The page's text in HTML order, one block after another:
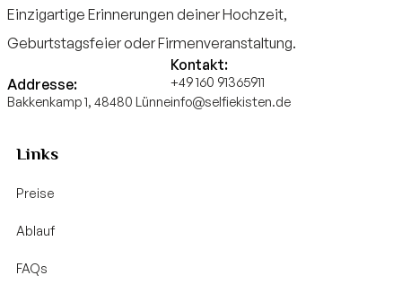
Einzigartige Erinnerungen deiner Hochzeit,
Geburtstagsfeier oder Firmenveranstaltung.
Addresse:
Bakkenkamp 1, 48480 Lünne
Kontakt:
+49 160 91365911
info@selfiekisten.de
Links
Preise
Ablauf
FAQs